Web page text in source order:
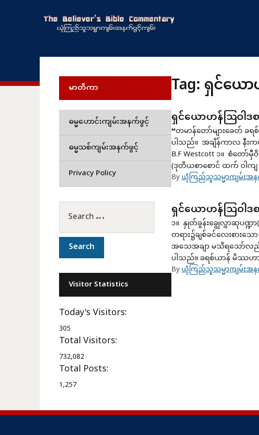
Tag:ရှင်ယေ
ရှင်ယောဟန်ဩဝါဒ
“တမာန်တော်များခေတ်
ပါသည်။ အချိန်ကာလ နီးက
B.F Westcott ၁။ စံတ
(ဒုတိယစာစောင် ထက် ဝါက
Byယုံကြည်သူသမ္မာကျမ်းအ
ရှင်ယောဟန်သြဝါ
၁။ နှုတ်ခွန်းချွေလွှာဆုပ
တရား၌ချစ်ခင်လေးစာ
အသေအချာ မသိရသော်လ
ပါသည်။ ခရစ်ယာန် မိဿဟာ
Byယုံကြည်သူသမ္မာကျမ်းအ
မာတိကာ
ဓမ္မဟောင်းကျမ်းအနက်ဖွင့်
ဓမ္မသစ်ကျမ်းအနက်ဖွင့်
Privacy Policy
Visitor Statistics
Today's Visitors:
305
Total Visitors:
732,082
Total Posts:
1,257